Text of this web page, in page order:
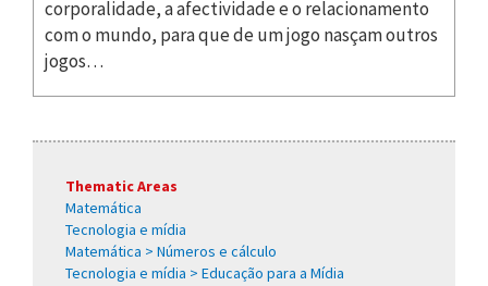
corporalidade, a afectividade e o relacionamento
com o mundo, para que de um jogo nasçam outros
jogos…
Thematic Areas
Matemática
Tecnologia e mídia
Matemática > Números e cálculo
Tecnologia e mídia > Educação para a Mídia